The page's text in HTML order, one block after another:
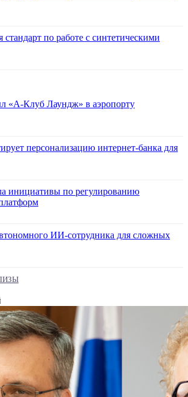
по работе с синтетическими
«А-Клуб Лаундж» в аэропорту
персонализацию интернет-банка для
инициативы по регулированию
ИИ-сотрудника для сложных